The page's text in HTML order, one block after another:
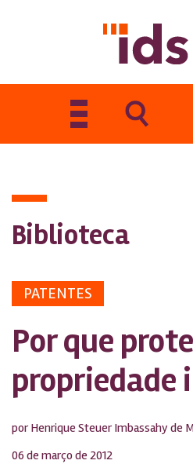
Toggle
navigation
Biblioteca
PATENTES
Por que
propriedade
por Henrique Steuer Imbassahy de
06 de março de 2012